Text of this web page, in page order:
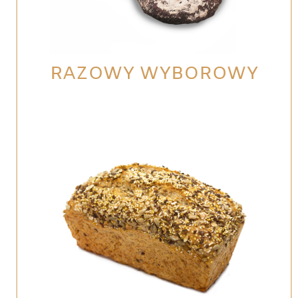
RAZOWY WYBOROWY